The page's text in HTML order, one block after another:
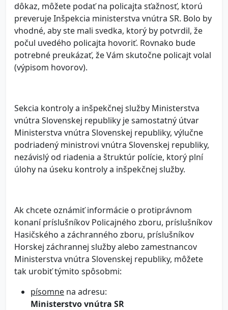
dôkaz, môžete podať na policajta sťažnosť, ktorú
preveruje Inšpekcia ministerstva vnútra SR. Bolo by
vhodné, aby ste mali svedka, ktorý by potvrdil, že
počul uvedého policajta hovoriť. Rovnako bude
potrebné preukázať, že Vám skutočne policajt volal
(výpisom hovorov).
Sekcia kontroly a inšpekčnej služby Ministerstva
vnútra Slovenskej republiky je samostatný útvar
Ministerstva vnútra Slovenskej republiky, výlučne
podriadený ministrovi vnútra Slovenskej republiky,
nezávislý od riadenia a štruktúr polície, ktorý plní
úlohy na úseku kontroly a inšpekčnej služby.
Ak chcete oznámiť informácie o protiprávnom
konaní príslušníkov Policajného zboru, príslušníkov
Hasičského a záchranného zboru, príslušníkov
Horskej záchrannej služby alebo zamestnancov
Ministerstva vnútra Slovenskej republiky, môžete
tak urobiť týmito spôsobmi:
písomne na adresu:
Ministerstvo vnútra SR